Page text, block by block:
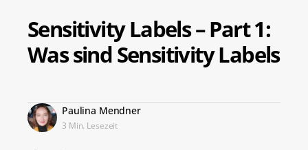
Sensitivity Labels – Part 1:
Was sind Sensitivity Labels
Paulina Mendner
3 Min. Lesezeit